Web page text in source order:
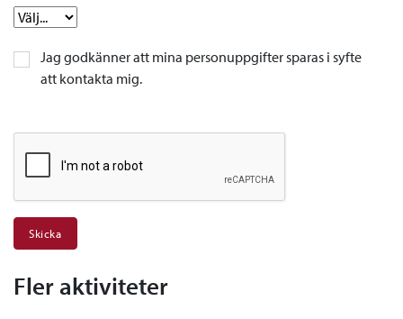
Jag godkänner att mina personuppgifter sparas i syfte
att kontakta mig.
Fler aktiviteter